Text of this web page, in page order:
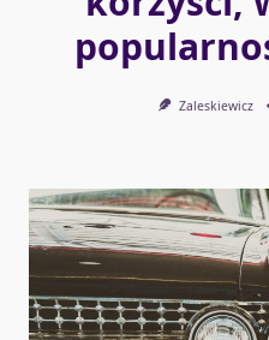
Zaleskiewicz